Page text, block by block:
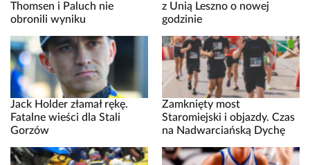
Thomsen i Paluch nie
obronili wyniku
z Unią Leszno o nowej
godzinie
Jack Holder złamał rękę.
Fatalne wieści dla Stali
Gorzów
Zamknięty most
Staromiejski i objazdy. Czas
na Nadwarciańską Dychę